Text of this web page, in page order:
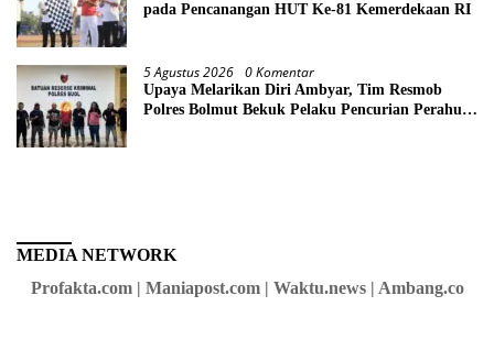
pada Pencanangan HUT Ke-81 Kemerdekaan RI
5 Agustus 2026 0 Komentar
Upaya Melarikan Diri Ambyar, Tim Resmob
Polres Bolmut Bekuk Pelaku Pencurian Perahu
MEDIA NETWORK
Profakta.com | Maniapost.com | Waktu.news | Ambang.co